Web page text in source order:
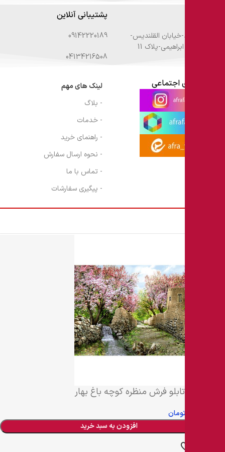
تبریز-سردرود-خیابان القلندیس-
روبروی فرش ابراهیمی-پلاک 11
پشتیبانی آنلاین
09142220189
04134216508
شبکه های اجتماعی
لینک های مهم
- بلاگ
- خدمات
- راهنمای خرید
- نحوه ارسال سفارش
- تماس با ما
- پیگیری سفارشات
نخ و نقشه تابلو فرش منظره کوچه باغ بهار
تومان
افزودن به سبد خرید